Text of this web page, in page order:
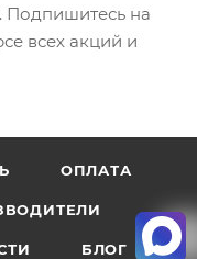
Подпишитесь на
всех акций и
ОПЛАТА
БЛОГ